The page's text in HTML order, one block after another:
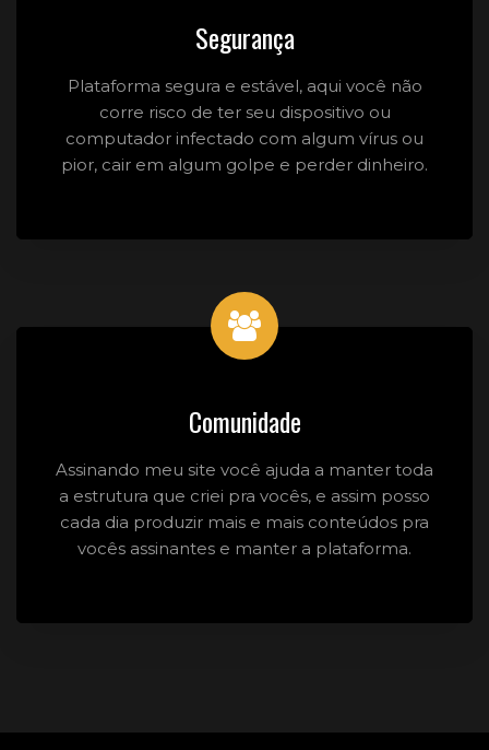
Segurança
Plataforma segura e estável, aqui você não
corre risco de ter seu dispositivo ou
computador infectado com algum vírus ou
pior, cair em algum golpe e perder dinheiro.
Comunidade
Assinando meu site você ajuda a manter toda
a estrutura que criei pra vocês, e assim posso
cada dia produzir mais e mais conteúdos pra
vocês assinantes e manter a plataforma.